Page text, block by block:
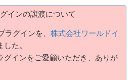
インの譲渡について
ラグインを、 株式会社ワールドイ
した。
グインをご愛顧いただき、ありが